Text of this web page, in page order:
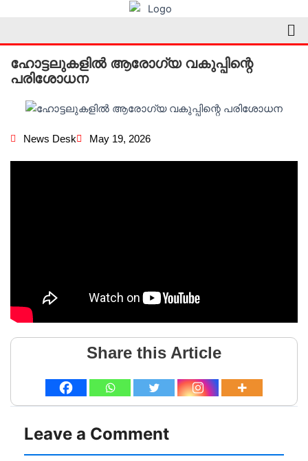
content
ഹോട്ടലുകളിൽ ആരോഗ്യ വകുപ്പിന്റെ
പരിശോധന
News Desk May 19, 2026
Share this Article
Leave a Comment